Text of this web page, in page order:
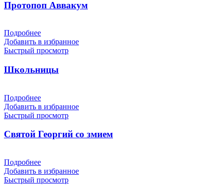
Протопоп Аввакум
Подробнее
Добавить в избранное
Быстрый просмотр
Школьницы
Подробнее
Добавить в избранное
Быстрый просмотр
Святой Георгий со змием
Подробнее
Добавить в избранное
Быстрый просмотр